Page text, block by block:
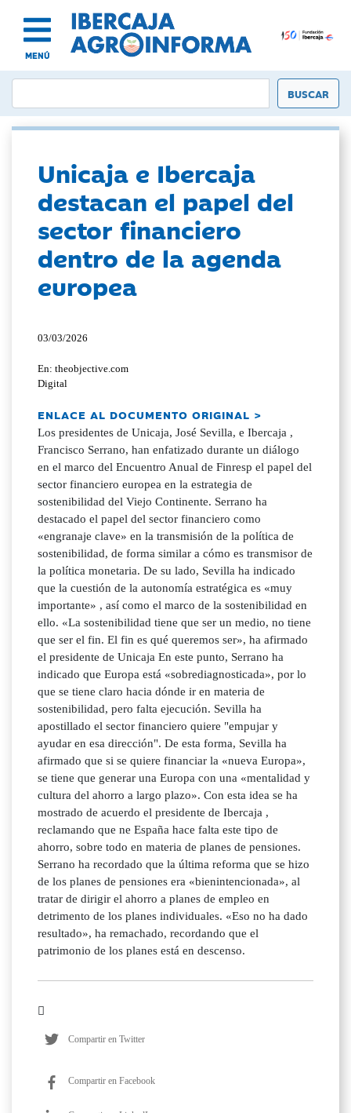
MENÚ
Unicaja e Ibercaja
destacan el papel del
sector financiero
dentro de la agenda
europea
03/03/2026
En: theobjective.com
Digital
ENLACE AL DOCUMENTO ORIGINAL >
Los presidentes de Unicaja, José Sevilla, e Ibercaja ,
Francisco Serrano, han enfatizado durante un diálogo
en el marco del Encuentro Anual de Finresp el papel del
sector financiero europea en la estrategia de
sostenibilidad del Viejo Continente. Serrano ha
destacado el papel del sector financiero como
«engranaje clave» en la transmisión de la política de
sostenibilidad, de forma similar a cómo es transmisor de
la política monetaria. De su lado, Sevilla ha indicado
que la cuestión de la autonomía estratégica es «muy
importante» , así como el marco de la sostenibilidad en
ello. «La sostenibilidad tiene que ser un medio, no tiene
que ser el fin. El fin es qué queremos ser», ha afirmado
el presidente de Unicaja En este punto, Serrano ha
indicado que Europa está «sobrediagnosticada», por lo
que se tiene claro hacia dónde ir en materia de
sostenibilidad, pero falta ejecución. Sevilla ha
apostillado el sector financiero quiere "empujar y
ayudar en esa dirección". De esta forma, Sevilla ha
afirmado que si se quiere financiar la «nueva Europa»,
se tiene que generar una Europa con una «mentalidad y
cultura del ahorro a largo plazo». Con esta idea se ha
mostrado de acuerdo el presidente de Ibercaja ,
reclamando que ne España hace falta este tipo de
ahorro, sobre todo en materia de planes de pensiones.
Serrano ha recordado que la última reforma que se hizo
de los planes de pensiones era «bienintencionada», al
tratar de dirigir el ahorro a planes de empleo en
detrimento de los planes individuales. «Eso no ha dado
resultado», ha remachado, recordando que el
patrimonio de los planes está en descenso.
Compartir en Twitter
Compartir en Facebook